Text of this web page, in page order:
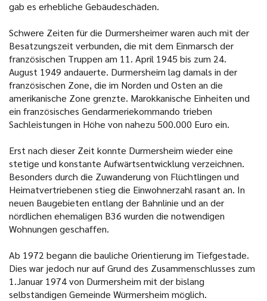
gab es erhebliche Gebäudeschäden.
Schwere Zeiten für die Durmersheimer waren auch mit der
Besatzungszeit verbunden, die mit dem Einmarsch der
französischen Truppen am 11. April 1945 bis zum 24.
August 1949 andauerte. Durmersheim lag damals in der
französischen Zone, die im Norden und Osten an die
amerikanische Zone grenzte. Marokkanische Einheiten und
ein französisches Gendarmeriekommando trieben
Sachleistungen in Höhe von nahezu 500.000 Euro ein.
Erst nach dieser Zeit konnte Durmersheim wieder eine
stetige und konstante Aufwärtsentwicklung verzeichnen.
Besonders durch die Zuwanderung von Flüchtlingen und
Heimatvertriebenen stieg die Einwohnerzahl rasant an. In
neuen Baugebieten entlang der Bahnlinie und an der
nördlichen ehemaligen B36 wurden die notwendigen
Wohnungen geschaffen.
Ab 1972 begann die bauliche Orientierung im Tiefgestade.
Dies war jedoch nur auf Grund des Zusammenschlusses zum
1.Januar 1974 von Durmersheim mit der bislang
selbständigen Gemeinde Würmersheim möglich.